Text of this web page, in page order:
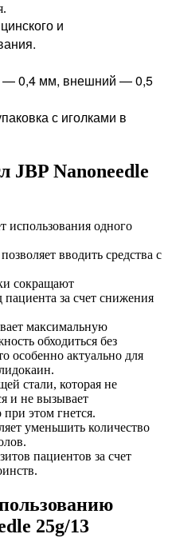
и
— 0,4 мм, внешний — 0,5
с иголками в
JBP Nanoneedle
использования одного
вводить средства с
сокращают
за счет снижения
максимальную
обходиться без
особенно актуально для
стали, которая не
и не вызывает
этом гнется.
уменьшить количество
пациентов за счет
25g/13